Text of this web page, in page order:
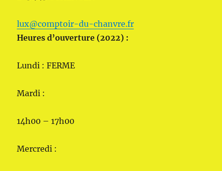
lux@comptoir-du-chanvre.fr
Heures d’ouverture (2022) :
Lundi : FERME
Mardi :
14h00 – 17h00
Mercredi :